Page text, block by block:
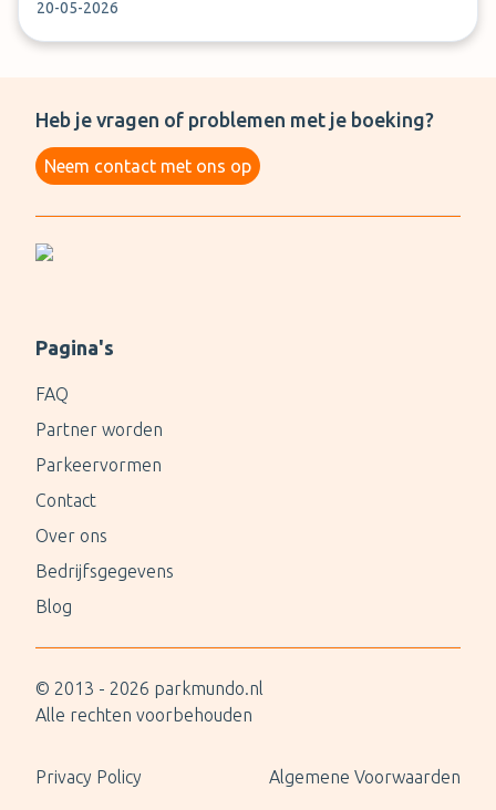
20-05-2026
Heb je vragen of problemen met je boeking?
Neem contact met ons op
Pagina's
FAQ
Partner worden
Parkeervormen
Contact
Over ons
Bedrijfsgegevens
Blog
© 2013 - 2026 parkmundo.nl
Alle rechten voorbehouden
Privacy Policy Algemene Voorwaarden